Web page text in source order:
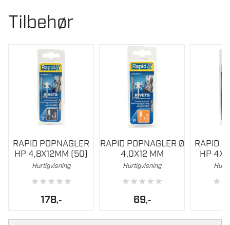
antall
Tilbehør
RAPID POPNAGLER
HP 4,8X12MM (50)
Hurtigvisning
★★★★★
178,-
RAPID POPNAGLER Ø
4,0X12 MM
Hurtigvisning
★★★★★
69,-
RAPID
HP
★